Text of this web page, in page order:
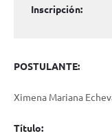
Inscripción:
POSTULANTE:
Ximena Mariana
Título: